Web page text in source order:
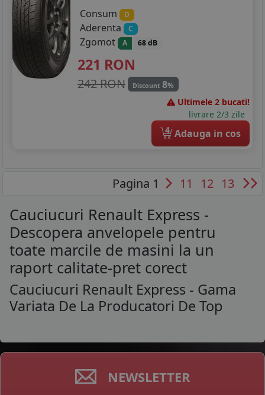
Consum
D
Aderenta C
Zgomot A 68 dB
221 RON
242 RON Discount 8%
Ultimele 2 bucati!
livrare 2/3 zile
4 Adauga in cos
Pagina 1 11 12 13
Cauciucuri Renault Express -
Descopera anvelopele pentru
toate marcile de masini la un
raport calitate-pret corect
Cauciucuri Renault Express - Gama
Variata De La Producatori De Top
NEWSLETTER